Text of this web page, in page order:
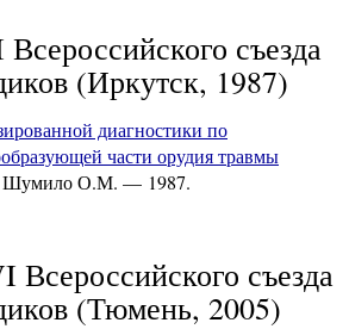
съезда
(Иркутск, 1987)
диагностики по
части орудия травмы
Шумило О.М. — 1987.
съезда
(Тюмень, 2005)